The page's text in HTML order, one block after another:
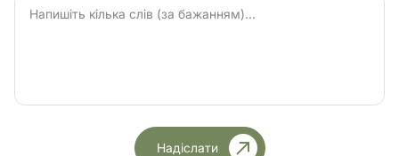
Надіслати